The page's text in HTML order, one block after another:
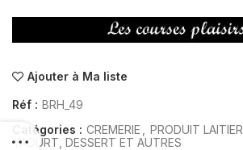
Ajouter à Ma liste
Réf : BRH_49
Catégories : CREMERIE PRODUIT LAITIER
YAOURT, DESSERT ET AUTRES